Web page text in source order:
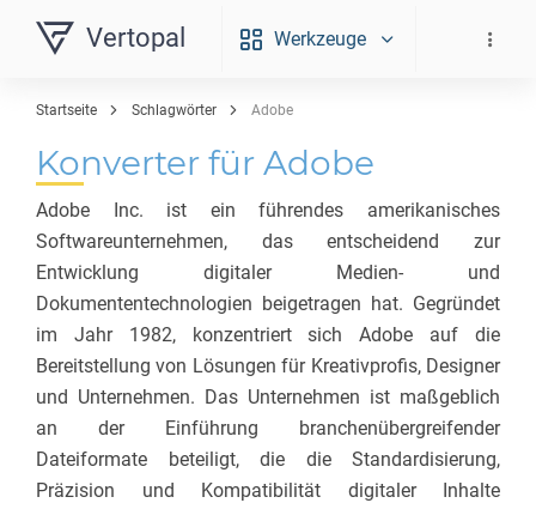
Vertopal Werkzeuge
Startseite Schlagwörter Adobe
Konverter für Adobe
Adobe Inc. ist ein führendes amerikanisches
Softwareunternehmen, das entscheidend zur
Entwicklung digitaler Medien- und
Dokumententechnologien beigetragen hat. Gegründet
im Jahr 1982, konzentriert sich Adobe auf die
Bereitstellung von Lösungen für Kreativprofis, Designer
und Unternehmen. Das Unternehmen ist maßgeblich
an der Einführung branchenübergreifender
Dateiformate beteiligt, die die Standardisierung,
Präzision und Kompatibilität digitaler Inhalte